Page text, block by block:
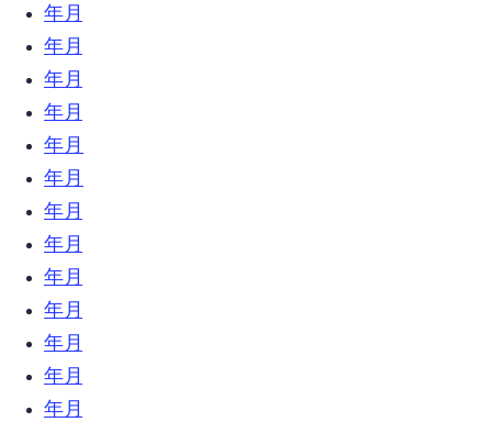
2020年6月 (3)
2020年5月 (4)
2020年4月 (6)
2020年3月 (5)
2020年2月 (7)
2020年1月 (7)
2019年12月 (23)
2019年11月 (18)
2019年10月 (24)
2019年9月 (31)
2019年8月 (21)
2019年7月 (9)
2019年6月 (23)